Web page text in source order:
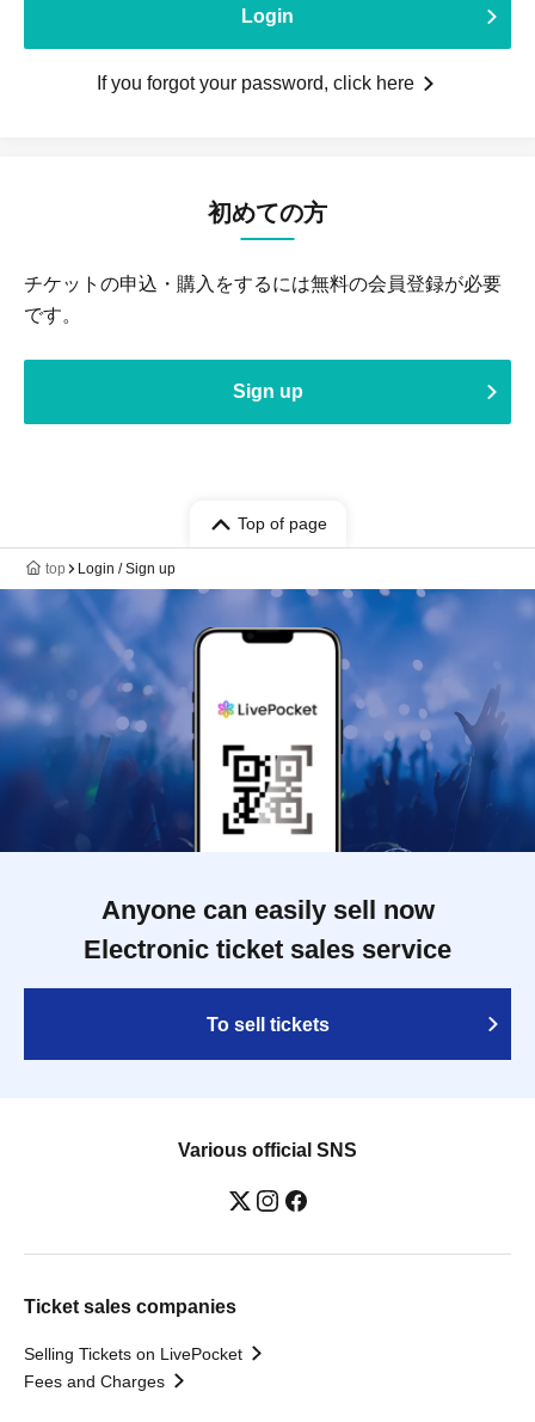
Login
If you forgot your password, click here
初めての方
チケットの申込・購入をするには無料の会員登録が必要
です。
Sign up
Top of page
top Login / Sign up
Anyone can easily sell now
Electronic ticket sales service
To sell tickets
Various official SNS
Ticket sales companies
Selling Tickets on LivePocket
Fees and Charges